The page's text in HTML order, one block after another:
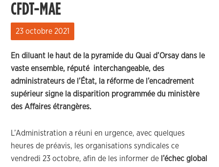
CFDT-MAE
23 octobre 2021
En diluant le haut de la pyramide du Quai d’Orsay dans le
vaste ensemble, réputé interchangeable, des
administrateurs de l’État, la réforme de l’encadrement
supérieur signe la disparition programmée du ministère
des Affaires étrangères.
L’Administration a réuni en urgence, avec quelques
heures de préavis, les organisations syndicales ce
vendredi 23 octobre, afin de les informer de l’échec global